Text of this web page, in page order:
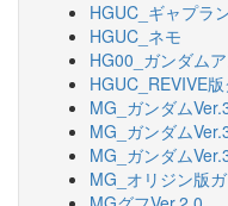
HGUC_ギャプラ
HGUC_ネモ
HG00_ガンダム
HGUC_REVIVE版
MG_ガンダム
MG_ガンダム
MG_ガンダム
MG_オリジン版